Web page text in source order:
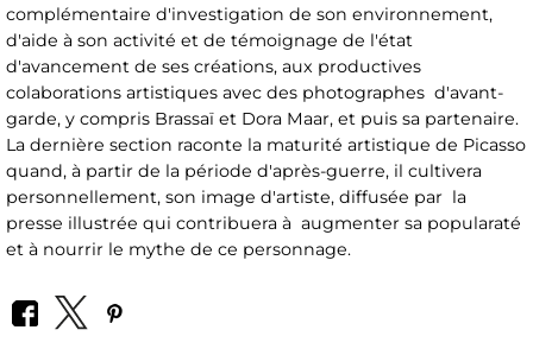
complémentaire d'investigation de son environnement,
d'aide à son activité et de témoignage de l'état
d'avancement de ses créations, aux productives
colaborations artistiques avec des photographes d'avant-
garde, y compris Brassaï et Dora Maar, et puis sa partenaire.
La dernière section raconte la maturité artistique de Picasso
quand, à partir de la période d'après-guerre, il cultivera
personnellement, son image d'artiste, diffusée par la
presse illustrée qui contribuera à augmenter sa popularaté
et à nourrir le mythe de ce personnage.